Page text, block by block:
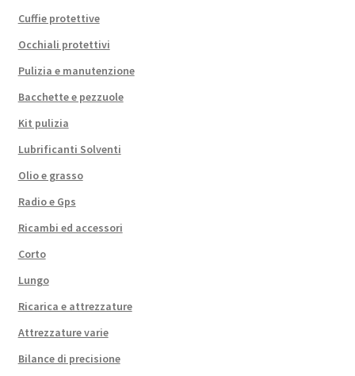
Cuffie protettive
Occhiali protettivi
Pulizia e manutenzione
Bacchette e pezzuole
Kit pulizia
Lubrificanti Solventi
Olio e grasso
Radio e Gps
Ricambi ed accessori
Corto
Lungo
Ricarica e attrezzature
Attrezzature varie
Bilance di precisione